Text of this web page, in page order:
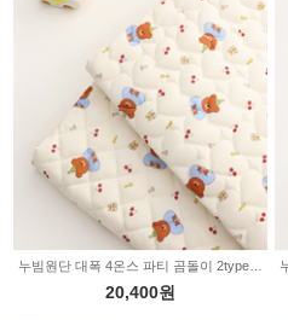
20,400원